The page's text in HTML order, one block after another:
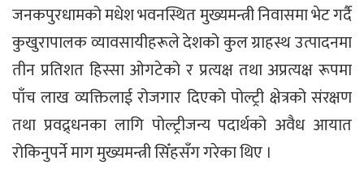
जनकपुरधामको मधेश भवनस्थित मुख्यमन्त्री निवासमा भेट गर्दै
कुखुरापालक व्यावसायीहरूले देशको कुल ग्राहस्थ उत्पादनमा
तीन प्रतिशत हिस्सा ओगटेको र प्रत्यक्ष तथा अप्रत्यक्ष रूपमा
पाँच लाख व्यक्तिलाई रोजगार दिएको पोल्ट्री क्षेत्रको संरक्षण
तथा प्रवद्र्धनका लागि पोल्ट्रीजन्य पदार्थको अवैध आयात
रोकिनुपर्ने माग मुख्यमन्त्री सिँहसँग गरेका थिए ।